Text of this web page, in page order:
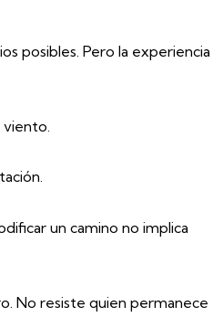
posibles. Pero la experiencia
viento.
un camino no implica
No resiste quien permanece